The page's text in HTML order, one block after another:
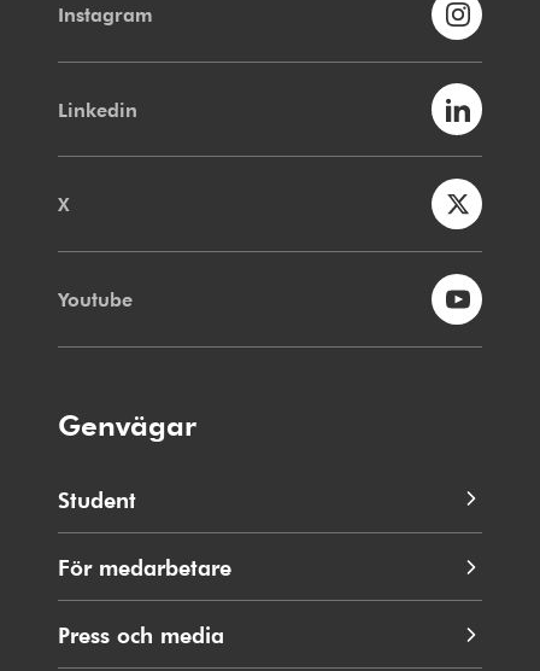
Instagram
Linkedin
X
Youtube
Genvägar
Student
För medarbetare
Press och media